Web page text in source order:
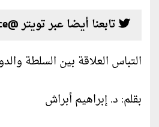
تابعنا أيضا عبر تويتر @alwatanvoice
التباس العلاقة بين السلطة
بقلم: د. إبراهيم أبراش